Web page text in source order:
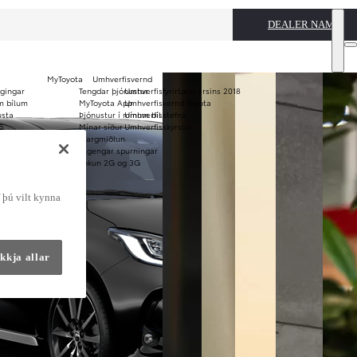
DEALER NAME
Verð og
bæklingar
bílum
MyToyota
Tengdar þjónustur
MyToyota App
Þjónustur í mínum bíl
Mínar síður
Margmiðlun
Algengar spurningar
Lokun 2G og 3G
Umhverfisvernd
Umhverfisfyrirtæki ársins 2018
Umhverfisvernd Toyota
Umhverfisstefna
Umhverfisskýrslur
þú vilt kynna
allar